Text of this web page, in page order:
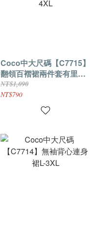
Coco中大尺碼【C7715】
翻領百褶裙兩件套有里襯
防走光套裝L-4XL
NT$1,090
NT$790